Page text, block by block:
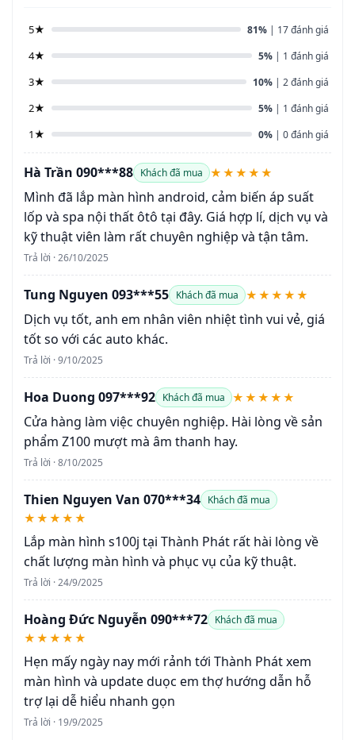
5★ 81% | 17 đánh giá
4★ 5% | 1 đánh giá
3★ 10% | 2 đánh giá
2★ 5% | 1 đánh giá
1★ 0% | 0 đánh giá
Hà Trần 090***88 Khách đã mua ★★★★★
Mình đã lắp màn hình android, cảm biến áp suất
lốp và spa nội thất ôtô tại đây. Giá hợp lí, dịch vụ và
kỹ thuật viên làm rất chuyên nghiệp và tận tâm.
Trả lời · 26/10/2025
Tung Nguyen 093***55 Khách đã mua ★★★★★
Dịch vụ tốt, anh em nhân viên nhiệt tình vui vẻ, giá
tốt so với các auto khác.
Trả lời · 9/10/2025
Hoa Duong 097***92 Khách đã mua ★★★★★
Cửa hàng làm việc chuyên nghiệp. Hài lòng về sản
phẩm Z100 mượt mà âm thanh hay.
Trả lời · 8/10/2025
Thien Nguyen Van 070***34 Khách đã mua
★★★★★
Lắp màn hình s100j tại Thành Phát rất hài lòng về
chất lượng màn hình và phục vụ của kỹ thuật.
Trả lời · 24/9/2025
Hoàng Đức Nguyễn 090***72 Khách đã mua
★★★★★
Hẹn mấy ngày nay mới rảnh tới Thành Phát xem
màn hình và update duọc em thợ hướng dẫn hỗ
trợ lại dễ hiểu nhanh gọn
Trả lời · 19/9/2025